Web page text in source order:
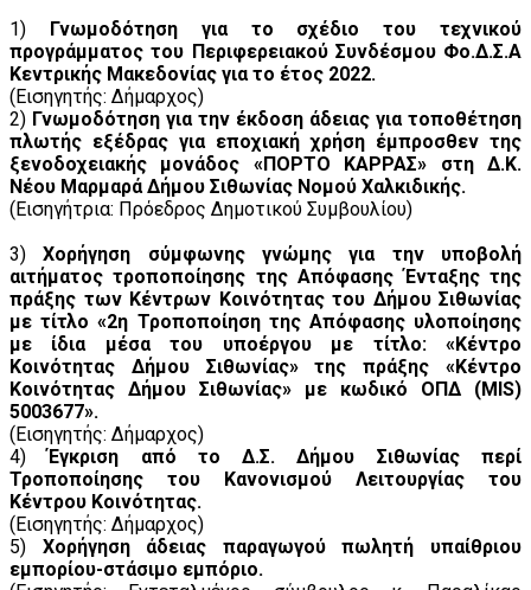
1) Γνωμοδότηση για το σχέδιο του τεχνικού
προγράμματος του Περιφερειακού Συνδέσμου Φο.Δ.Σ.Α
Κεντρικής Μακεδονίας για το έτος 2022.
(Εισηγητής: Δήμαρχος)
2) Γνωμοδότηση για την έκδοση άδειας για τοποθέτηση
πλωτής εξέδρας για εποχιακή χρήση έμπροσθεν της
ξενοδοχειακής μονάδος «ΠΟΡΤΟ ΚΑΡΡΑΣ» στη Δ.Κ.
Νέου Μαρμαρά Δήμου Σιθωνίας Νομού Χαλκιδικής.
(Εισηγήτρια: Πρόεδρος Δημοτικού Συμβουλίου)
3) Χορήγηση σύμφωνης γνώμης για την υποβολή
αιτήματος τροποποίησης της Απόφασης Ένταξης της
πράξης των Κέντρων Κοινότητας του Δήμου Σιθωνίας
με τίτλο «2η Τροποποίηση της Απόφασης υλοποίησης
με ίδια μέσα του υποέργου με τίτλο: «Κέντρο
Κοινότητας Δήμου Σιθωνίας» της πράξης «Κέντρο
Κοινότητας Δήμου Σιθωνίας» με κωδικό ΟΠΔ (MIS)
5003677».
(Εισηγητής: Δήμαρχος)
4)Έγκριση από το Δ.Σ. Δήμου Σιθωνίας περί
Τροποποίησης του Κανονισμού Λειτουργίας του
Κέντρου Κοινότητας.
(Εισηγητής: Δήμαρχος)
5) Χορήγηση άδειας παραγωγού πωλητή υπαίθριου
εμπορίου-στάσιμο εμπόριο.